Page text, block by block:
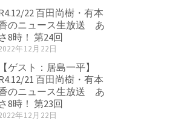
22 百田尚樹・有本
のニュース生放送 あ
さ8時！ 第24回
年12月22日
【ゲスト：居島一平】
21 百田尚樹・有本
のニュース生放送 あ
さ8時！ 第23回
年12月22日